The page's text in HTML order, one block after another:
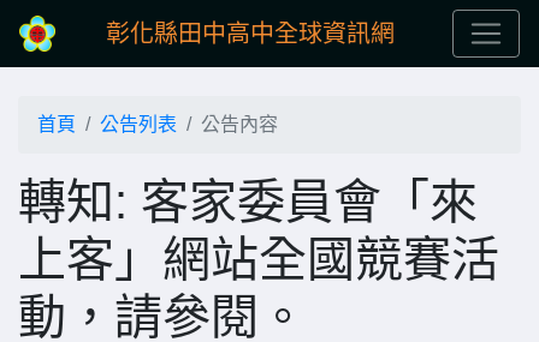
彰化縣田中高中全球資訊網
首頁 公告列表 公告內容
轉知: 客家委員會「來
上客」網站全國競賽活
動，請參閱。